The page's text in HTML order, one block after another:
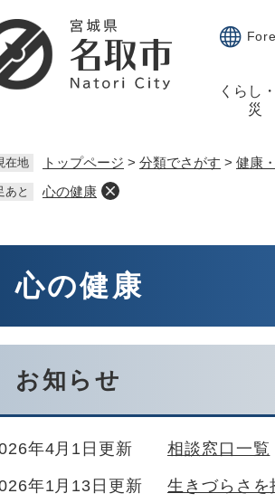
くらし
災
在地 トップページ > 分類でさがす > 健康
あと 心の健康
心の健康
お知らせ
年4月1日更新 相談窓口一覧
年1月13日更新 生きづらさ